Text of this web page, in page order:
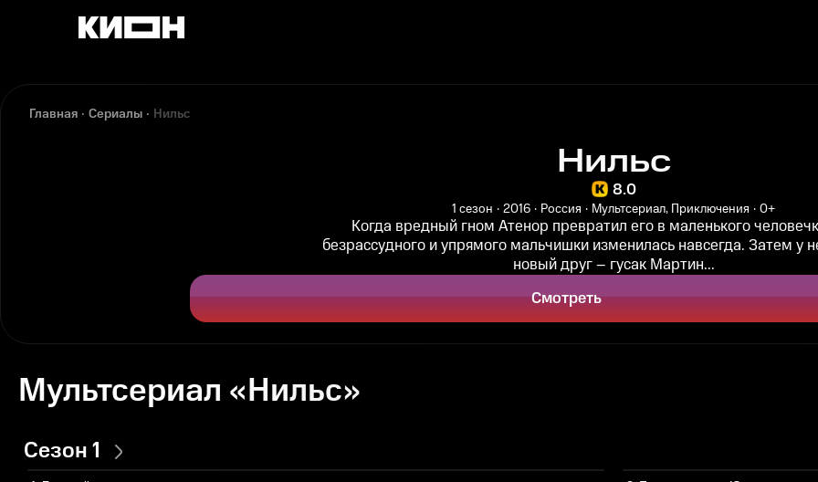
Главная Сериалы Нильс
Нильс
8.0
1 сезон 2016 Россия Мультсериал, Приключения 0+
Когда вредный гном Атенор превратил его в маленького
безрассудного и упрямого мальчишки изменилась навсегда. Затем у
новый друг – гусак Мартин...
Смотреть
Мультсериал «Нильс»
Сезон 1